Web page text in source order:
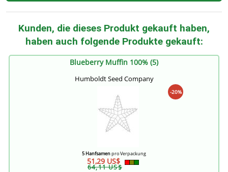
Kunden, die dieses Produkt gekauft haben,
haben auch folgende Produkte gekauft:
Blueberry Muffin 100% (5)
Humboldt Seed Company
-20%
5 Hanfsamenpro Verpackung
51,29 US$
64,11 US$